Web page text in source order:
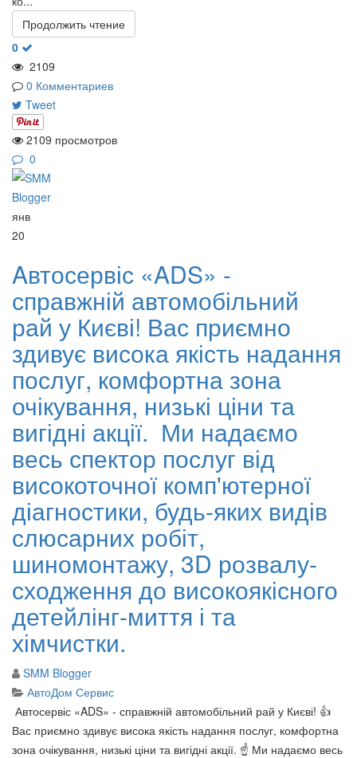
Продолжить чтение
0
2109
0 Комментариев
Tweet
2109 просмотров
0
янв
20
Aвтосервіс «ADS» -
справжній автомобільний
рай у Києві! Вас приємно
здивує висока якість надання
послуг, комфортна зона
очікування, низькі ціни та
вигідні акції. ️ Ми надаємо
весь спектор послуг від
високоточної комп'ютерної
діагностики, будь-яких видів
слюсарних робіт,
шиномонтажу, 3D розвалу-
сходження до високоякісного
детейлінг-миття і та
хімчистки.
SMM Blogger
АвтоДом Сервис
Автосервіс «ADS» - справжній автомобільний рай у Києві! 👍
Вас приємно здивує висока якість надання послуг, комфортна
зона очікування, низькі ціни та вигідні акції. ☝️ Ми надаємо весь